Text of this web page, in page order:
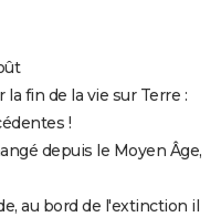
fin de la vie sur Terre :
!
depuis le Moyen Âge,
au bord de l'extinction il